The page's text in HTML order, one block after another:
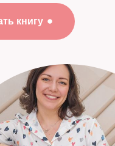
книгу
к детям, имеющим
или здоровьем. А также
как медицинские
и лечению. Все
советы и консультации
их врачами
не несёт ответственности
ошибочное или
советов и/или
на сайте или данных
Если состояние здоровья
у вас беспокойство,